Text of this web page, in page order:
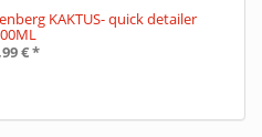
KAKTUS- quick detailer
€*